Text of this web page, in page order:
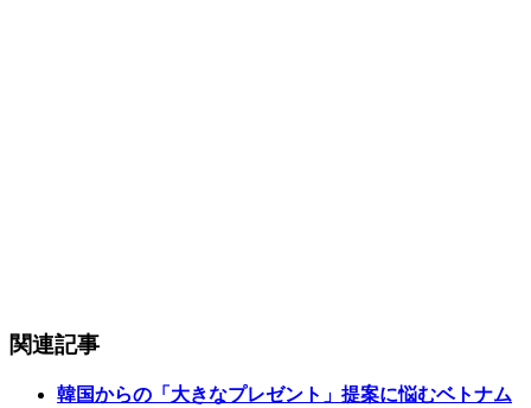
関連記事
韓国からの「大きなプレゼント」提案に悩むベトナム